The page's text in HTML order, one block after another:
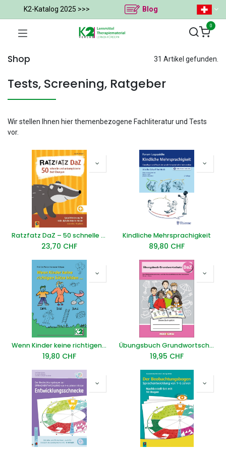
K2-Katalog 2025 >>> Blog
0
Shop 31 Artikel gefunden.
Tests, Screening, Ratgeber
Wir stellen Ihnen hier themenbezogene Fachliteratur und Tests
vor.
Ratzfatz DaZ – 50 schnelle und unkomplizierte DaZ-Übungen
23,70 CHF
Kindliche Mehrsprachigkeit
89,80 CHF
Wenn Kinder keine richtigen Sätze bilden
19,80 CHF
Übungsbuch Grundwortschatz - DaZ
19,95 CHF